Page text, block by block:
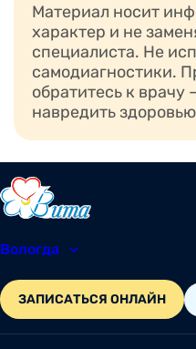
Материал носит
характер и не
специалиста. Не
самодиагностики.
обратитесь к
навредить
Вологда
ЗАПИСАТЬСЯ ОНЛАЙН